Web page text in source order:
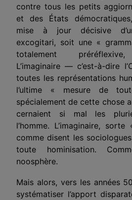
contre tous les petits
et des États
mise à jour décisive
excogitari, soit une «
totalement préréflexive,
L’imaginaire — c’est-à-dire
toutes les représentations
l’ultime « mesure de
spécialement de cette chose
cernaient si mal les
l’homme. L’imaginaire,
comme disent les
toute hominisation.
noosphère.
Mais alors, vers les années
systématiser l’apport